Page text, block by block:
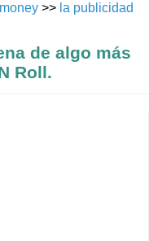
money >> la publicidad
de algo más
Roll.